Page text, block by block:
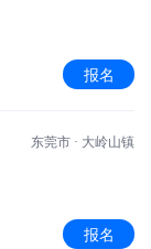
报名
东莞市 · 大岭山镇
报名